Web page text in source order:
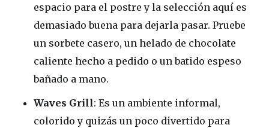
espacio para el postre y la selección aquí es
demasiado buena para dejarla pasar. Pruebe
un sorbete casero, un helado de chocolate
caliente hecho a pedido o un batido espeso
bañado a mano.
Waves Grill: Es un ambiente informal,
colorido y quizás un poco divertido para